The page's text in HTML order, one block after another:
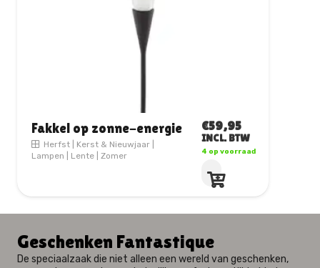
Lampjes op zonneënergie
120 leds
Decoratie |Herfst |
€34,95
INCL. BTW
1 op voorraad
Geschenken Fantastique
De speciaalzaak die niet alleen een wereld van geschenken,